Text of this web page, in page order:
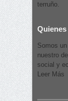
terruño.
Somos
nuestro
social y
Leer Más